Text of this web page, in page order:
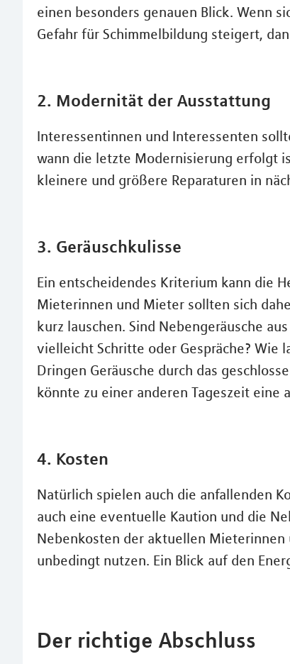
einen besonders genauen Blick. Wenn
Gefahr für Schimmelbildung steigert,
2. Modernität der Ausstattung
Interessentinnen und Interessenten
wann die letzte Modernisierung erfolgt
kleinere und größere Reparaturen in
3. Geräuschkulisse
Ein entscheidendes Kriterium kann die
Mieterinnen und Mieter sollten sich
kurz lauschen. Sind Nebengeräusche
vielleicht Schritte oder Gespräche? Wie
Dringen Geräusche durch das
könnte zu einer anderen Tageszeit eine
4. Kosten
Natürlich spielen auch die anfallenden
auch eine eventuelle Kaution und die
Nebenkosten der aktuellen Mieterinnen
unbedingt nutzen. Ein Blick auf den
Der richtige Abschluss